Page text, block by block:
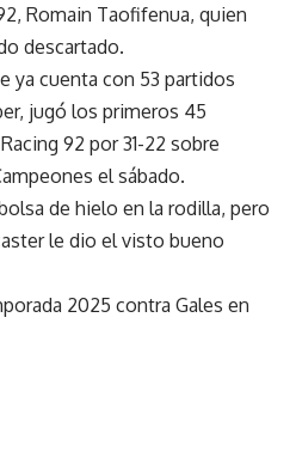
Romain Taofifenua, quien
descartado.
ya cuenta con 53 partidos
jugó los primeros 45
92 por 31-22 sobre
el sábado.
de hielo en la rodilla, pero
le dio el visto bueno
2025 contra Gales en